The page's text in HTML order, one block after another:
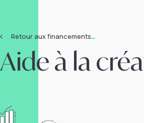
Retour aux financements
Aide à la